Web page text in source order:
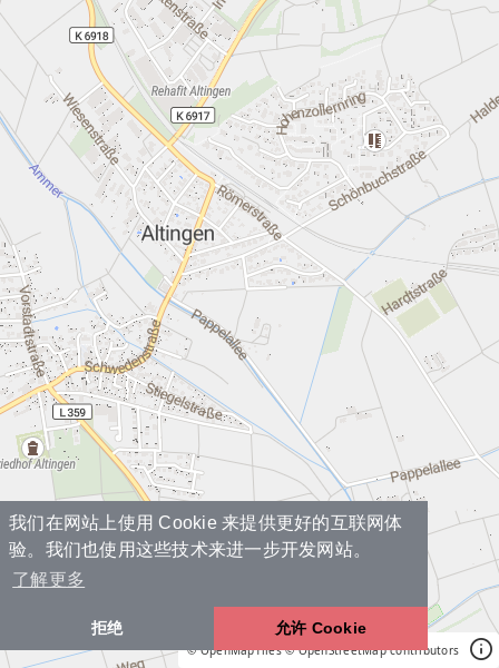
我们在网站上使用 Cookie 来提供更好的互联网体
验。我们也使用这些技术来进一步开发网站。
了解更多
拒绝 允许 Cookie
© OpenMapTiles © OpenStreetMap contributors